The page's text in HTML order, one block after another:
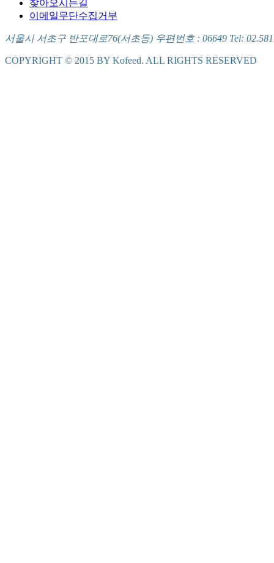
찾아오시는길
이메일무단수집거부
서울시 서초구 반포대로76(서초동) 우편번호 : 06649 Tel:
COPYRIGHT © 2015 BY Kofeed. ALL RIGHTS RESERVED